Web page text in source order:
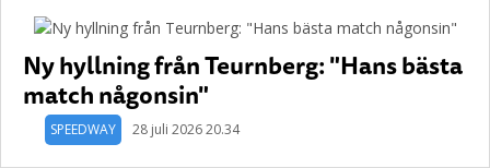
Ny hyllning från Teurnberg: "Hans bästa
match någonsin"
SPEEDWAY 28 juli 2026 20.34